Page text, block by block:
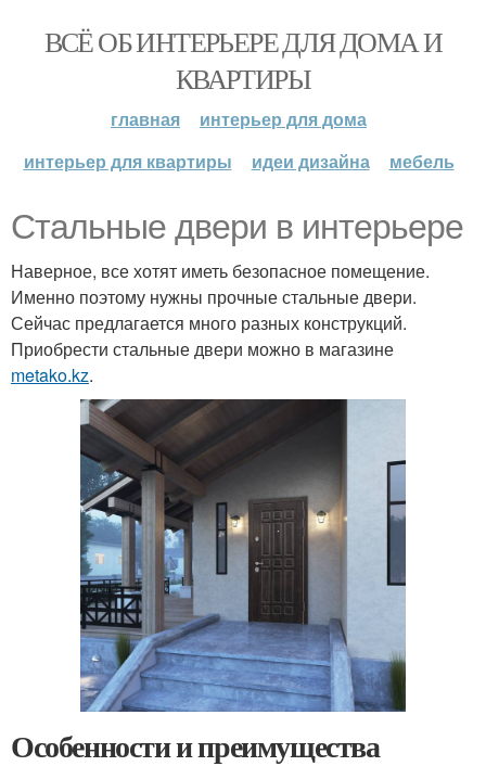
ВСЁ ОБ ИНТЕРЬЕРЕ ДЛЯ ДОМА И
КВАРТИРЫ
главная
интерьер для дома
интерьер для квартиры
идеи дизайна мебель
Стальные двери в интерьере
Наверное, все хотят иметь безопасное помещение.
Именно поэтому нужны прочные стальные двери.
Сейчас предлагается много разных конструкций.
Приобрести стальные двери можно в магазине
metako.kz.
Особенности и преимущества